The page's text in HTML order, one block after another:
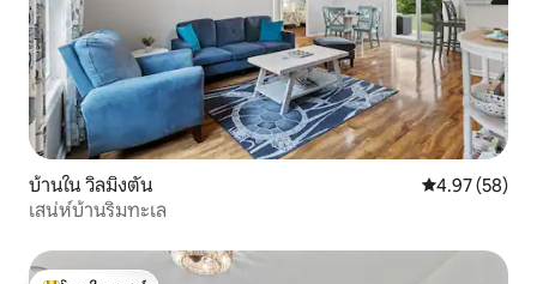
บ้านใน วิลมิงตัน คะแนนเฉลี่ย
4.97 (58)
เสน่ห์บ้านริมทะเล